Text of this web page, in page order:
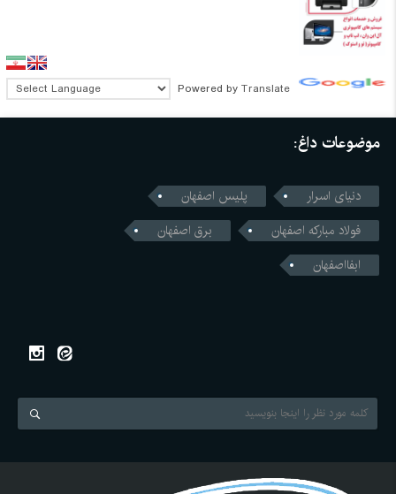
Powered by Translate
موضوعات داغ:
دنیای اسرار
پلیس اصفهان
فولاد مبارکه اصفهان
برق اصفهان
ابفااصفهان